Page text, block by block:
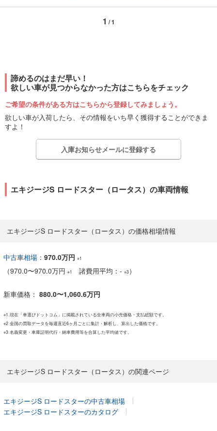
1 / 1
諦めるのはまだ早い！
欲しい車が見つからなかった方はこちらをチェック
ご希望の条件がある方はこちらから登録してみましょう。
欲しい車が入荷したら、その情報をいち早く獲得することができま
すよ！
入庫お知らせメールに登録する
エキジージS ロードスター（ロータス）の車両情報
エキジージS ロードスター（ロータス）の価格相場情報
中古車相場 ： 970.0万円 ※1
（970.0〜970.0万円 ※1 諸費用平均：- ※3）
新車価格： 880.0〜1,060.6万円
※1 現在「車選びドットコム」に掲載されている全車両の小売価格・支払総額です。
※2 全国の買取データを毎週直近6ヶ月ごとに集計・解析し、算出した価格です。
※3 名義変更・車庫証明代行・納車費用等を合算した平均値です。
エキジージS ロードスター（ロータス）の関連ページ
エキジージS ロードスターの中古車相場
エキジージS ロードスターのカタログ